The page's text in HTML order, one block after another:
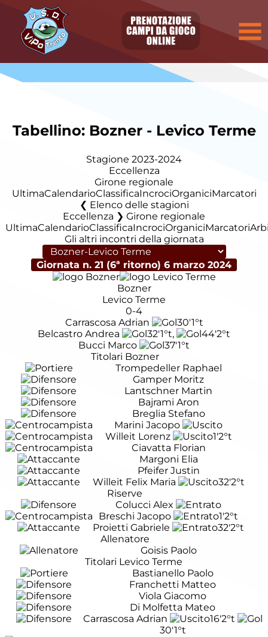
Tabellino: Bozner - Levico Terme
Stagione 2023-2024
Eccellenza
Girone regionale
UltimaCalendarioClassificaIncrociOrganiciMarcatori
Elenco delle stagioni
Eccellenza ❯ Girone regionale
UltimaCalendarioClassificaIncrociOrganiciMarcatori
Gli altri incontri della giornata
Giornata n. 21 (6ª ritorno) 6 marzo 2024
Bozner
Levico Terme
0-4
Carrascosa Adrian
30'1°t
Belcastro Andrea
32'1°t, 44'2°t
Bucci Marco
37'1°t
Titolari Bozner
Trompedeller Raphael
Gamper Moritz
Lantschner Martin
Bajrami Aron
Breglia Stefano
Marini Jacopo
Willeit Lorenz
1'2°t
Ciavatta Florian
Margoni Elia
Pfeifer Justin
Willeit Felix Maria
32'2°t
Riserve
Colucci Alex
Breschi Jacopo
1'2°t
Proietti Gabriele
32'2°t
Allenatore
Goisis Paolo
Titolari Levico Terme
Bastianello Paolo
Franchetti Matteo
Viola Giacomo
Di Molfetta Mateo
Carrascosa Adrian
16'2°t
30'1°t